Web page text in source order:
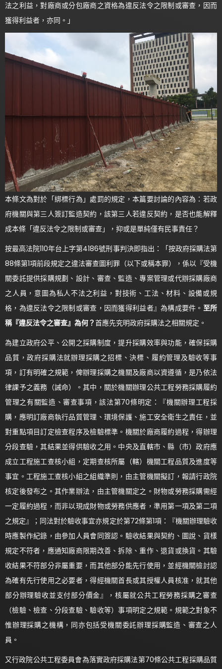
法之利益，對廠商或分包廠商之資格為違反法令之限制或審查，因而
獲得利益者，亦同。」
本條文為對於「綁標行為」處罰的規定，本篇要討論的內容為：若政
府機關與第三人簽訂監造契約，該第三人若違反契約，是否也能解釋
成本條「違反法令之限制或審查」，抑或是單純僅有民事責任？
按最高法院110年台上字第4186號刑事判決即指出：「按政府採購法第
88條第1項前段規定之違法審查圖利罪（以下或稱本罪），係以『受機
關委託提供採購規劃、設計、審查、監造、專案管理或代辦採購廠商
之人員，意圖為私人不法之利益，對技術、工法、材料、設備或規
格，為違反法令之限制或審查，因而獲得利益者』為構成要件。 至所
稱『違反法令之審查』為何？首應先究明政府採購法之相關規定。
為建立政府公平、公開之採購制度，提升採購效率與功能，確保採購
品質，政府採購法就辦理採購之招標、決標、履約管理及驗收等事
項，訂有明確之規範，俾辦理採購之機關及廠商以資遵循，是乃依法
律課予之義務（誡命）。其中，關於機關辦理公共工程勞務採購履約
管理之有關監造、審查事項，該法第70條明定：『機關辦理工程採
購，應明訂廠商執行品質管理、環境保護、施工安全衛生之責任，並
對重點項目訂定檢查程序及檢驗標準。機關於廠商履約過程，得辦理
分段查驗，其結果並得供驗收之用。中央及直轄市、縣（市）政府應
成立工程施工查核小組，定期查核所屬（轄）機關工程品質及進度等
事宜。工程施工查核小組之組織準則，由主管機關擬訂，報請行政院
核定後發布之。其作業辦法，由主管機關定之。財物或勞務採購需經
一定履約過程，而非以現成財物或勞務供應者，準用第一項及第二項
之規定』；同法對於驗收事宜亦規定於第72條第1項：『機關辦理驗收
時應製作紀錄，由參加人員會同簽認。驗收結果與契約、圖說、貨樣
規定不符者，應通知廠商限期改善、拆除、重作、退貨或換貨。其驗
收結果不符部分非屬重要，而其他部分能先行使用，並經機關檢討認
為確有先行使用之必要者，得經機關首長或其授權人員核准，就其他
部分辦理驗收並支付部分價金』，核屬就公共工程勞務採購之審查
（檢驗、檢查、分段查驗、驗收等）事項明定之規範。規範之對象不
惟辦理採購之機構，同亦包括受機關委託辦理採購監造、審查之人
員。
又行政院公共工程委員會為落實政府採購法第70條公共工程採購品質